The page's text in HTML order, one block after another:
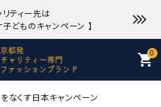
ティー先は
どものキャンペーン 】
0
shopping_cart
なくす日本キャンペーン